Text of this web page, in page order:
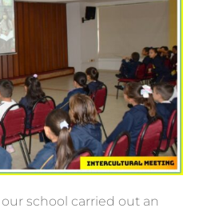
school carried out an